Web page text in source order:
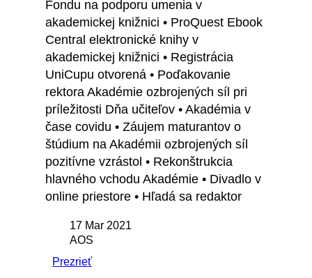
Fondu na podporu umenia v
akademickej knižnici • ProQuest Ebook
Central elektronické knihy v
akademickej knižnici • Registrácia
UniCupu otvorená • Poďakovanie
rektora Akadémie ozbrojených síl pri
príležitosti Dňa učiteľov • Akadémia v
čase covidu • Záujem maturantov o
štúdium na Akadémii ozbrojených síl
pozitívne vzrástol • Rekonštrukcia
hlavného vchodu Akadémie • Divadlo v
online priestore • Hľadá sa redaktor
17 Mar 2021
AOS
Prezrieť